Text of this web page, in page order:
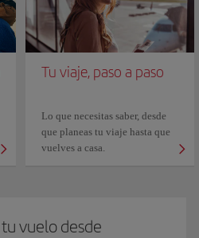
Tu viaje, paso a paso
Lo que necesitas saber, desde
que planeas tu viaje hasta que
vuelves a casa.
vuelo desde